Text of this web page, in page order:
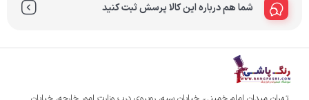
شما هم درباره این کالا پرسش ثبت کنید